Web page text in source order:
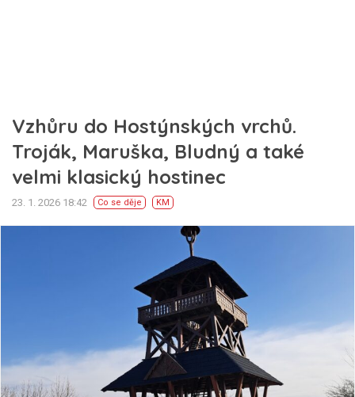
Vzhůru do Hostýnských vrchů.
Troják, Maruška, Bludný a také
velmi klasický hostinec
23. 1. 2026 18:42 Co se děje KM